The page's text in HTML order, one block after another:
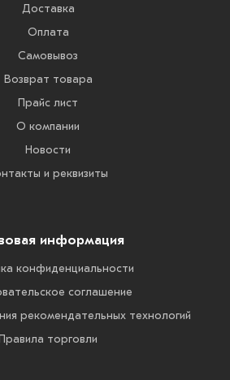
Доставка
Оплата
Самовывоз
Возврат товара
Прайс лист
О компании
Новости
и реквизиты
информация
конфиденциальности
соглашение
рекомендательных технологий
торговли